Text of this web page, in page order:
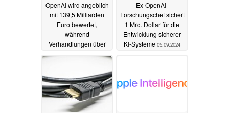
OpenAI wird angeblich
mit 139,5 Milliarden
Euro bewertet,
während
Verhandlungen über
12.09.2024
Ex-OpenAI-
Forschungschef sichert
1 Mrd. Dollar für die
Entwicklung sicherer
KI-Systeme 05.09.2024